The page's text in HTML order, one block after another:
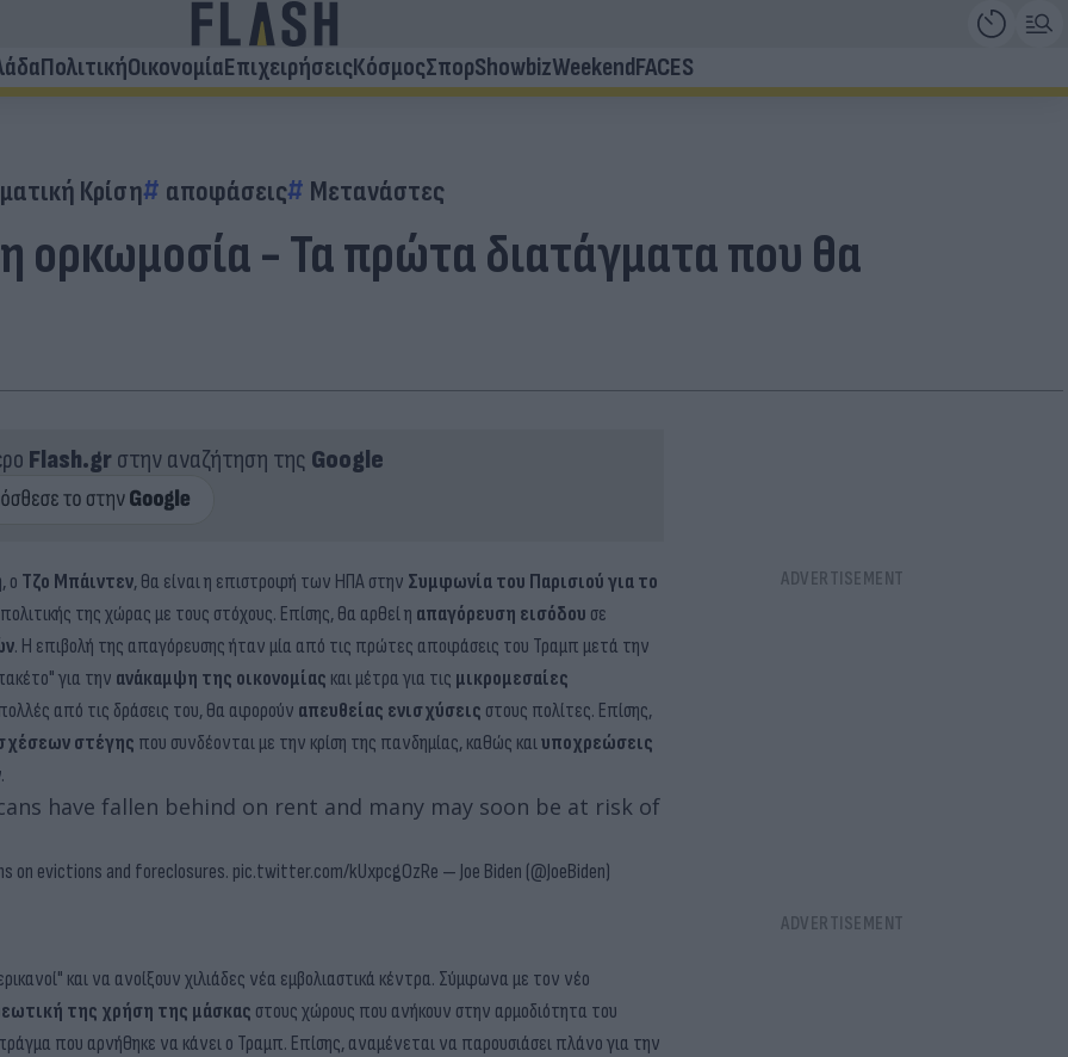
ΠολιτικήΟικονομίαΕπιχειρήσειςΚόσμοςΣπορShowbizWeekendFACES
Κρίση αποφάσεις Μετανάστες
ορκωμοσία - Τα πρώτα διατάγματα που θα
Flash.grστην αναζήτηση της Google
ο Τζο Μπάιντεν, θα είναι η επιστροφή των ΗΠΑ στην Συμφωνία του Παρισιού για το
της χώρας με τους στόχους. Επίσης, θα αρθεί η απαγόρευση εισόδου σε
. Η επιβολή της απαγόρευσης ήταν μία από τις πρώτες αποφάσεις του Τραμπ μετά την
για την ανάκαμψη της οικονομίας και μέτρα για τις μικρομεσαίες
από τις δράσεις του, θα αφορούν απευθείας ενισχύσεις στους πολίτες. Επίσης,
στέγης που συνδέονται με την κρίση της πανδημίας, καθώς καιυποχρεώσεις
.
have fallen behind on rent and many may soon be at risk of
on evictions and foreclosures. pic.twitter.com/kUxpcgOzRe — Joe Biden (@JoeBiden)
και να ανοίξουν χιλιάδες νέα εμβολιαστικά κέντρα. Σύμφωνα με τον νέο
της χρήση της μάσκας στους χώρους που ανήκουν στην αρμοδιότητα του
που αρνήθηκε να κάνει ο Τραμπ. Επίσης, αναμένεται να παρουσιάσει πλάνο για την